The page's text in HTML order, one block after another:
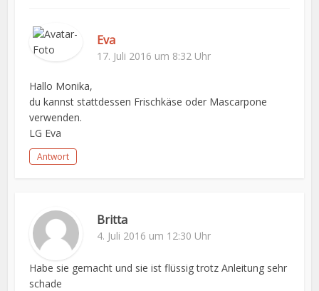
Eva
17. Juli 2016 um 8:32 Uhr
Hallo Monika,
du kannst stattdessen Frischkäse oder Mascarpone
verwenden.
LG Eva
Antwort
Britta
4. Juli 2016 um 12:30 Uhr
Habe sie gemacht und sie ist flüssig trotz Anleitung sehr
schade